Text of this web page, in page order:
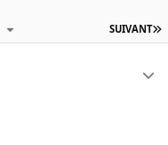
SUIVANT